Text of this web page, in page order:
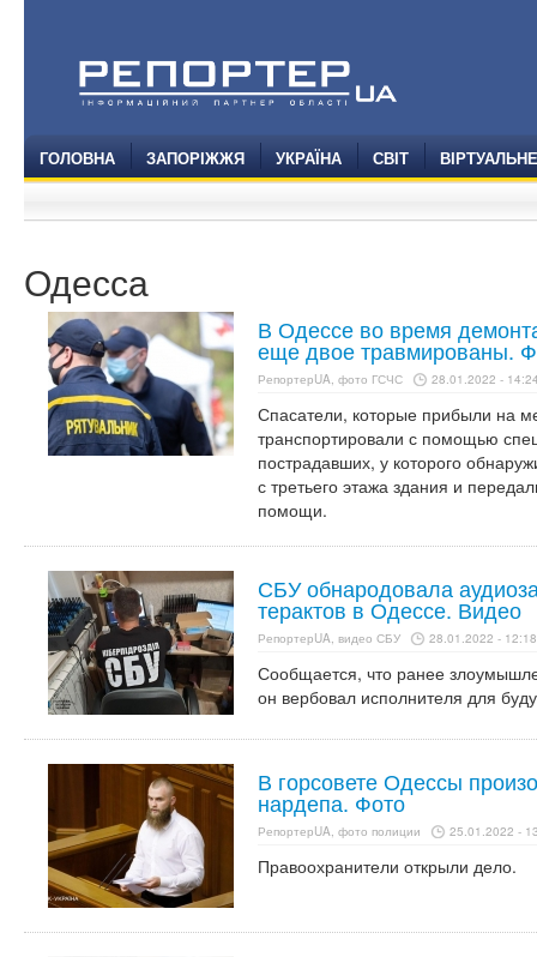
ГОЛОВНА ЗАПОРІЖЖЯ УКРАЇНА СВІТ
Одесса
В Одессе во время
еще двое травмированы.
РепортерUA, фото ГСЧС 28.01.2022 -
Спасатели, которые прибыли на
транспортировали с помощью
пострадавших, у которого
с третьего этажа здания и
помощи.
СБУ обнародовала
терактов в Одессе. Видео
РепортерUA, видео СБУ 28.01.2022 - 12:18
Сообщается, что ранее
он вербовал исполнителя для
В горсовете Одессы
нардепа. Фото
РепортерUA, фото полиции 25.01.2022 -
Правоохранители открыли дело.